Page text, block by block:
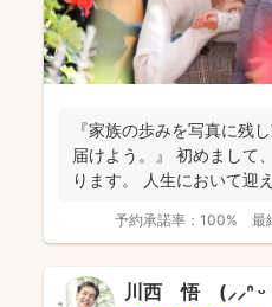
『家族の歩みを写真に残
届けよう。』 初めまして
ります。 人生において迎
予約承諾率： 100% 最
川西 悟 (⸝⸝ᐢ ᵕ